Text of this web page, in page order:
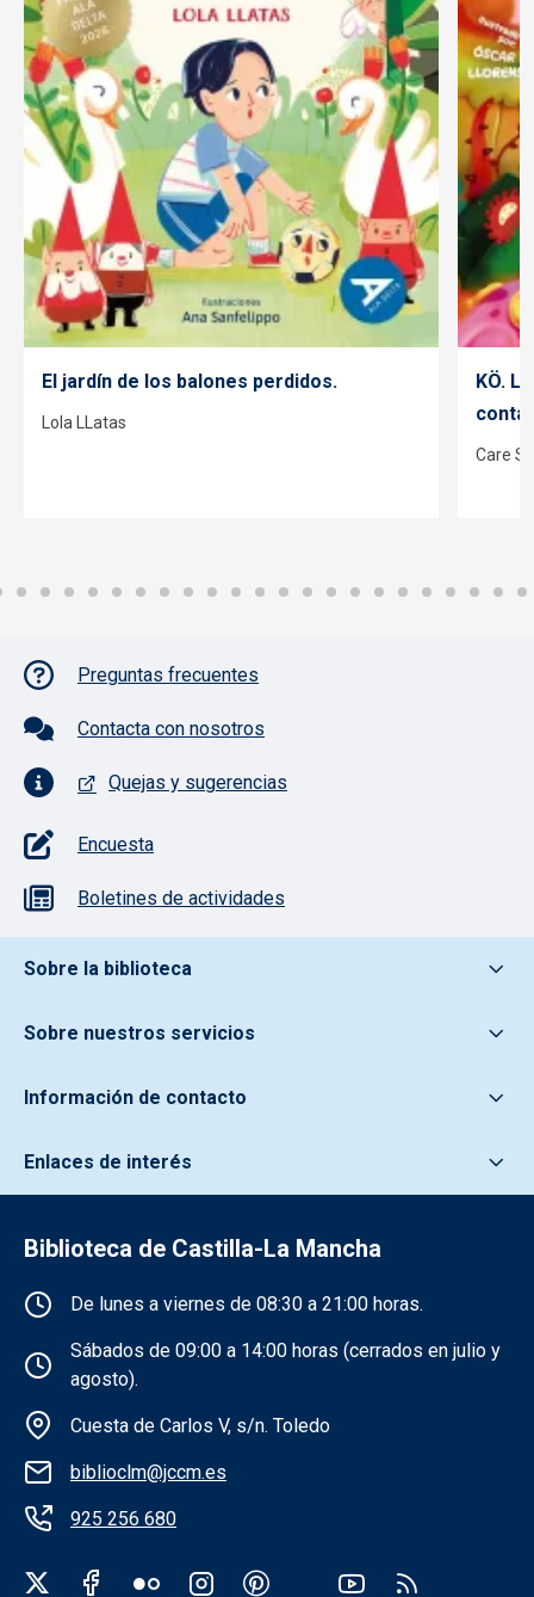
El jardín de los balones perdidos.
Lola LLatas
KÖ.
Care
Pie de página con iconos
Preguntas frecuentes
Contacta con nosotros
Quejas y sugerencias
Encuesta
Boletines de actividades
Pie de pagina información
Sobre la biblioteca
Sobre nuestros servicios
Información de contacto
Enlaces de interés
Biblioteca de Castilla-La Mancha
Información de la institución
De lunes a viernes de 08:30 a 21:00 horas.
Sábados de 09:00 a 14:00 horas (cerrados en julio y
agosto).
Cuesta de Carlos V, s/n. Toledo
biblioclm@jccm.es
925 256 680
Redes sociales institución